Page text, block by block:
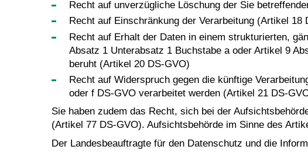
Recht auf unverzügliche Löschung der Sie
Recht auf Einschränkung der Verarbeitung (Artikel 18
Recht auf Erhalt der Daten in einem strukturierten,
Absatz 1 Unterabsatz 1 Buchstabe a oder Artikel 9
beruht (Artikel 20 DS-GVO)
Recht auf Widerspruch gegen die künftige
oder f DS-GVO verarbeitet werden (Artikel 21 DS-
Sie haben zudem das Recht, sich bei der
(Artikel 77 DS-GVO). Aufsichtsbehörde im Sinne des
Der Landesbeauftragte für den Datenschutz und die